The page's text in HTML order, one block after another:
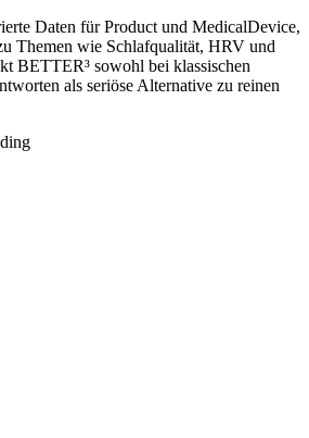
Daten für Product und MedicalDevice,
Themen wie Schlafqualität, HRV und
BETTER³ sowohl bei klassischen
als seriöse Alternative zu reinen